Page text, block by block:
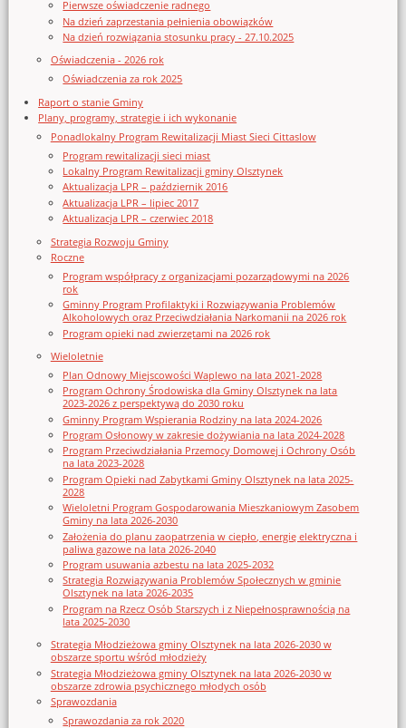
Pierwsze oświadczenie radnego
Na dzień zaprzestania pełnienia obowiązków
Na dzień rozwiązania stosunku pracy - 27.10.2025
Oświadczenia - 2026 rok
Oświadczenia za rok 2025
Raport o stanie Gminy
Plany, programy, strategie i ich wykonanie
Ponadlokalny Program Rewitalizacji Miast Sieci Cittaslow
Program rewitalizacji sieci miast
Lokalny Program Rewitalizacji gminy Olsztynek
Aktualizacja LPR – październik 2016
Aktualizacja LPR – lipiec 2017
Aktualizacja LPR – czerwiec 2018
Strategia Rozwoju Gminy
Roczne
Program współpracy z organizacjami pozarządowymi na 2026
rok
Gminny Program Profilaktyki i Rozwiązywania Problemów
Alkoholowych oraz Przeciwdziałania Narkomanii na 2026 rok
Program opieki nad zwierzętami na 2026 rok
Wieloletnie
Plan Odnowy Miejscowości Waplewo na lata 2021-2028
Program Ochrony Środowiska dla Gminy Olsztynek na lata
2023-2026 z perspektywą do 2030 roku
Gminny Program Wspierania Rodziny na lata 2024-2026
Program Osłonowy w zakresie dożywiania na lata 2024-2028
Program Przeciwdziałania Przemocy Domowej i Ochrony Osób
na lata 2023-2028
Program Opieki nad Zabytkami Gminy Olsztynek na lata 2025-
2028
Wieloletni Program Gospodarowania Mieszkaniowym Zasobem
Gminy na lata 2026-2030
Założenia do planu zaopatrzenia w ciepło, energię elektryczna i
paliwa gazowe na lata 2026-2040
Program usuwania azbestu na lata 2025-2032
Strategia Rozwiązywania Problemów Społecznych w gminie
Olsztynek na lata 2026-2035
Program na Rzecz Osób Starszych i z Niepełnosprawnością na
lata 2025-2030
Strategia Młodzieżowa gminy Olsztynek na lata 2026-2030 w
obszarze sportu wśród młodzieży
Strategia Młodzieżowa gminy Olsztynek na lata 2026-2030 w
obszarze zdrowia psychicznego młodych osób
Sprawozdania
Sprawozdania za rok 2020